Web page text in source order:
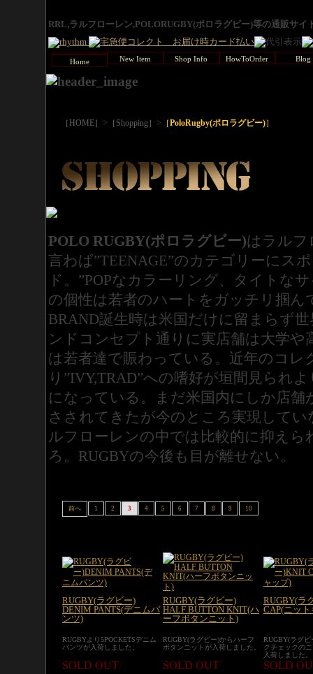
RRL,ラルフローレン,POLORUGBY(ポロラグビー)等の通販サ
Home New Item Shop Info HowToOrder Blog
［HOME］ > ［Shopping］ > ［PoloRugby(ポロラグビー)］
POLO RUGBY(ポロラグビー)はラルフ
言わば”TEENAGE”のカテゴリーにス
ド。”POPなカラーリング、タイトな
の個性は若者のハートをガッチリ掴ん
BRAND誕生時は米国だけに留まらず
ンドコンセプト通りに実店舗は大学や
は若者達で賑わっている。近年のコレ
り”IVY,TRAD”への嗜好が垣間見られ
になっている。まだ米国内にしか店舗
さされてきたが今のところ実現して
ルフローレンの中では比較的に抑え
ろ。RUGBYの今後も目が離せない。
前へ 1 2 3 4 5 6 7 8 9 10
RUGBY(ラグビー)
DENIM PANTS(デニムパ
ンツ)
RUGBY(ラグビー)
HALF BUTTON KNIT(ハ
ーフボタンニット)
RUGBY(ラ
CAP(ニッ
RUGBYより5POCKETSデニム
パンツが入荷しました。
RUGBY(ラグビー)からハーフ
ボタンニットが入荷しました。
RUGBY(ラグ
クチェックの
入荷しました。
SOLD OUT SOLD OUT SOLD